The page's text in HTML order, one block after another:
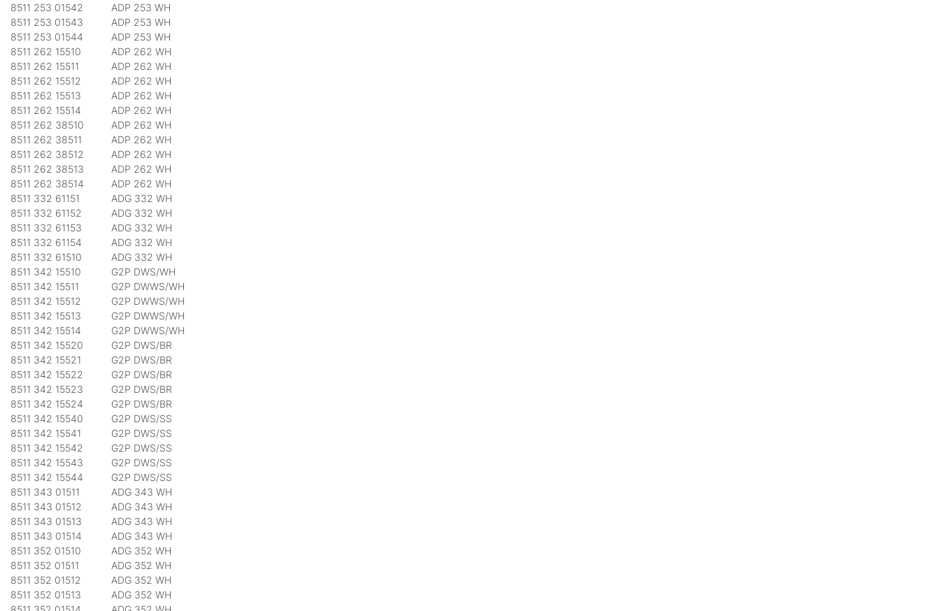
8511 253 01542
ADP 253 WH
8511 253 01543
ADP 253 WH
8511 253 01544
ADP 253 WH
8511 262 15510
ADP 262 WH
8511 262 15511
ADP 262 WH
8511 262 15512
ADP 262 WH
8511 262 15513
ADP 262 WH
8511 262 15514
ADP 262 WH
8511 262 38510
ADP 262 WH
8511 262 38511
ADP 262 WH
8511 262 38512
ADP 262 WH
8511 262 38513
ADP 262 WH
8511 262 38514
ADP 262 WH
8511 332 61151
ADG 332 WH
8511 332 61152
ADG 332 WH
8511 332 61153
ADG 332 WH
8511 332 61154
ADG 332 WH
8511 332 61510
ADG 332 WH
8511 342 15510
G2P DWS/WH
8511 342 15511
G2P DWWS/WH
8511 342 15512
G2P DWWS/WH
8511 342 15513
G2P DWWS/WH
8511 342 15514
G2P DWWS/WH
8511 342 15520
G2P DWS/BR
8511 342 15521
G2P DWS/BR
8511 342 15522
G2P DWS/BR
8511 342 15523
G2P DWS/BR
8511 342 15524
G2P DWS/BR
8511 342 15540
G2P DWS/SS
8511 342 15541
G2P DWS/SS
8511 342 15542
G2P DWS/SS
8511 342 15543
G2P DWS/SS
8511 342 15544
G2P DWS/SS
8511 343 01511
ADG 343 WH
8511 343 01512
ADG 343 WH
8511 343 01513
ADG 343 WH
8511 343 01514
ADG 343 WH
8511 352 01510
ADG 352 WH
8511 352 01511
ADG 352 WH
8511 352 01512
ADG 352 WH
8511 352 01513
ADG 352 WH